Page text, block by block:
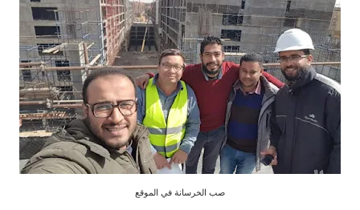
صب الخرسانة في الموقع